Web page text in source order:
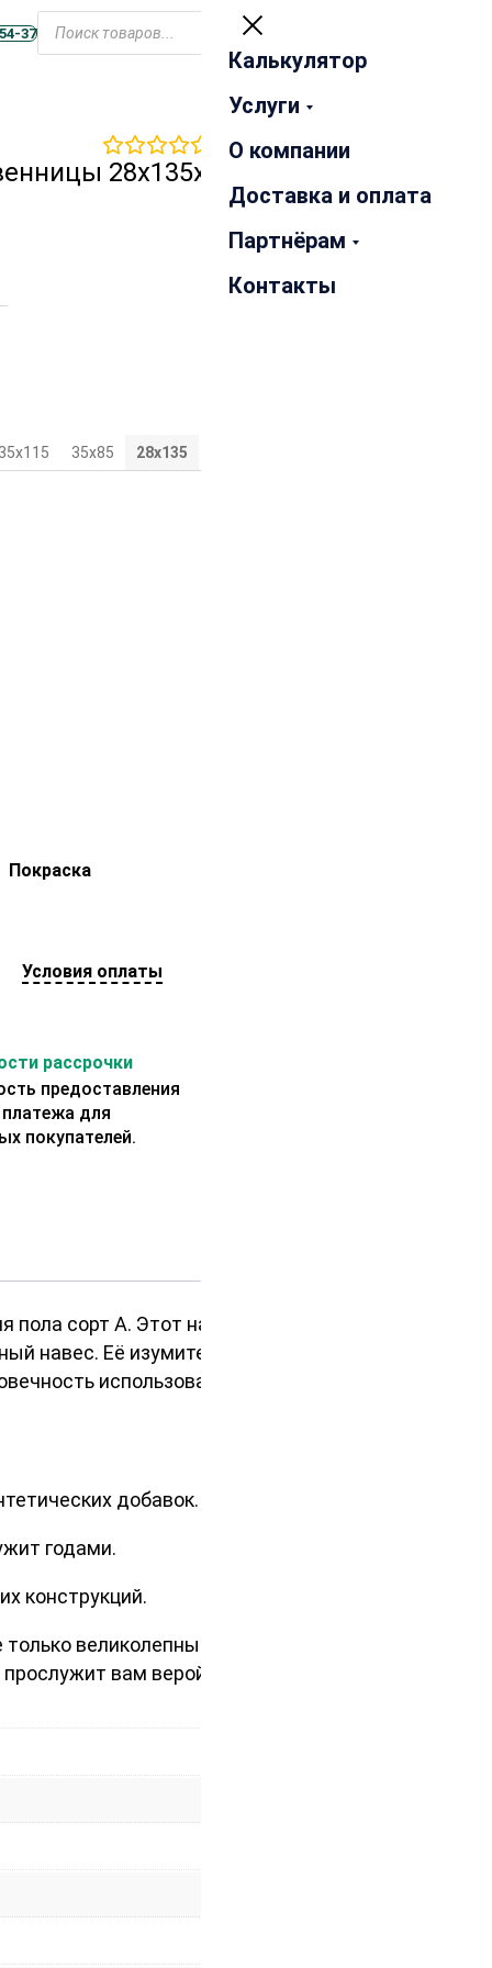
37
Закрыть
Калькулятор
Услуги
О компании
Доставка и оплата
Партнёрам
Контакты
отзывов
28х135х5000 мм
35х115 35х85 28х135
Покраска
Условия оплаты
рассрочки
предоставления
для
покупателей.
сорт А. Этот натуральный
навес. Её изумительная
использования.
добавок.
годами.
конструкций.
великолепный внешний
вам верой и правдой.